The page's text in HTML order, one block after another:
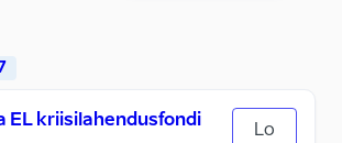
EL kriisilahendusfondi
Lo